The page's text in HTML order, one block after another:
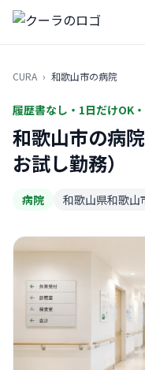
CURA › 和歌山市の病院
履歴書なし・1日だけOK
和歌山市の病
お試し勤務）
病院 和歌山県和歌山